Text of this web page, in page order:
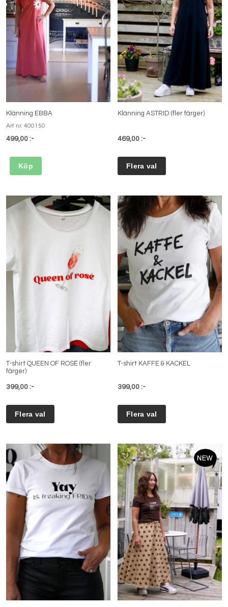
Klänning EBBA
Art nr. 400150
499,00 :-
Köp
Klänning ASTRID (fler färger)
469,00 :-
T-shirt QUEEN OF ROSÉ (fler
färger)
399,00 :-
T-shirt KAFFE & KACKEL
399,00 :-